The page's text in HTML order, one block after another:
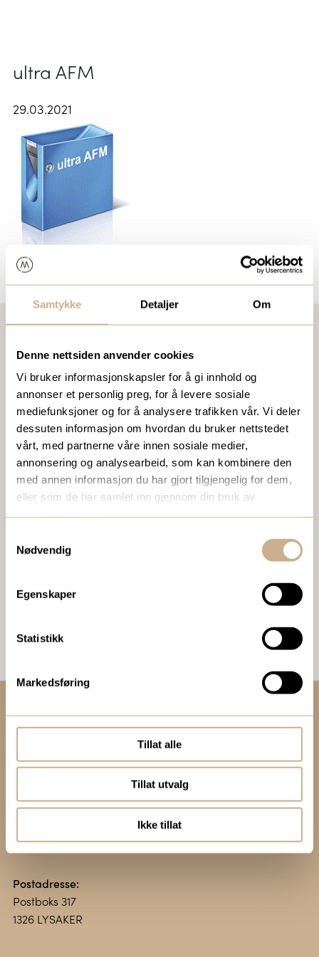
Samtykke Detaljer Om
Denne nettsiden anvender cookies
Vi bruker informasjonskapsler for å gi innhold og
annonser et personlig preg, for å levere sosiale
mediefunksjoner og for å analysere trafikken vår. Vi deler
dessuten informasjon om hvordan du bruker nettstedet
vårt, med partnerne våre innen sosiale medier,
annonsering og analysearbeid, som kan kombinere den
med annen informasjon du har gjort tilgjengelig for dem,
eller som de har samlet inn gjennom din bruk av
Nødvendig
Egenskaper
Statistikk
Markedsføring
Tillat alle
Tillat utvalg
Ikke tillat
ultra AFM
29.03.2021
VIL DU VITE MER OM VÅRE PRODUKTER?
Ta kontakt med en av våre medarbeidere, eller send en e-
post tilortomedic@ortomedic.no
Ta kontakt
BESTILL VÅRT GRATIS KUNDEMAGASIN
To ganger i året sender vi ut vårt gratis kundemagasin
med siste nytt innenfor ortopedi, traume, kirurgi, hospital
Kontakt oss:
ortomedic@ortomedic.no
Besøksadresse:
1366 LYSAKER
Postadresse:
Postboks 317
1326 LYSAKER